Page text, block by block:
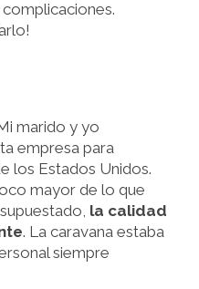
marido y yo
empresa para
los Estados Unidos.
mayor de lo que
la calidad
. La caravana estaba
siempre